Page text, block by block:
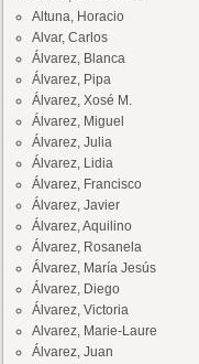
Altuna, Horacio
Alvar, Carlos
Álvarez, Blanca
Álvarez, Pipa
Álvarez, Xosé M.
Álvarez, Miguel
Álvarez, Julia
Álvarez, Lidia
Álvarez, Francisco
Álvarez, Javier
Álvarez, Aquilino
Álvarez, Rosanela
Álvarez, María Jesús
Álvarez, Diego
Álvarez, Victoria
Alvarez, Marie-Laure
Álvarez, Juan